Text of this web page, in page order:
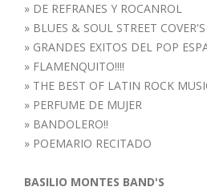
» DE REFRANES Y ROCANROL
» BLUES & SOUL STREET COVER'S
» GRANDES EXITOS DEL POP
» FLAMENQUITO!!!!
» THE BEST OF LATIN ROCK
» PERFUME DE MUJER
» BANDOLERO!!
» POEMARIO RECITADO
BASILIO MONTES BAND'S